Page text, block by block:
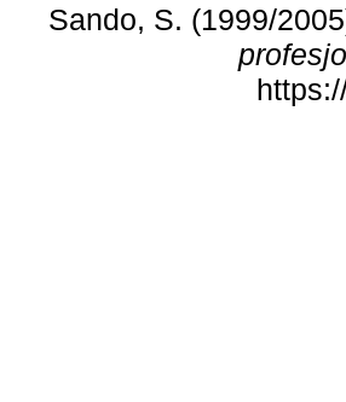
Sando, S. (1999/